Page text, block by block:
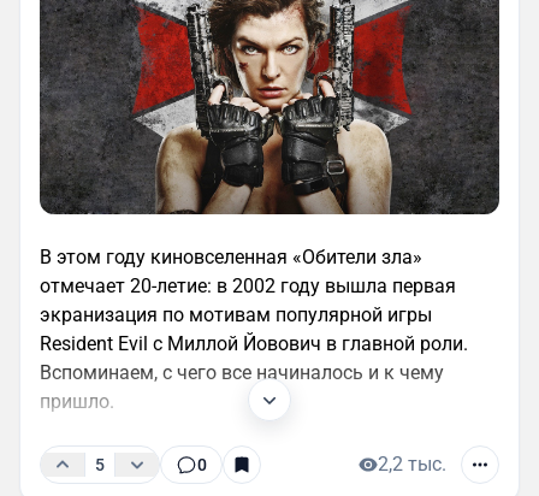
В этом году киновселенная «Обители зла»
отмечает 20-летие: в 2002 году вышла первая
экранизация по мотивам популярной игры
Resident Evil с Миллой Йовович в главной роли.
Вспоминаем, с чего все начиналось и к чему
пришло.
5 0 2,2 тыс.